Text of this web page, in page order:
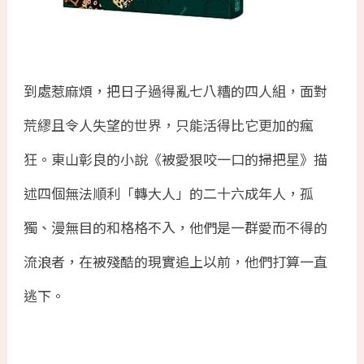
到處惹麻煩，把日子過得亂七八糟的四人組，面對
荒繆且令人失望的世界，只能活得比它更加的瘋
狂。東山彰良的小說《被愛狠咬一口的掃把星》描
述四個無法順利「轉大人」的二十六成年人，孤
獨、漫無目的和格格不入，他們是一群愛而不得的
流浪者，在被殘酷的現實追上以前，他們打算一直
逃下。